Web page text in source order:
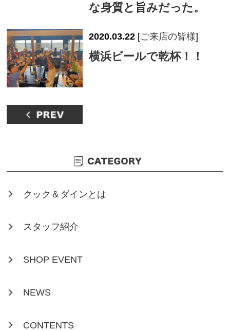
な身質と旨みだった。
2020.03.22 [ご来店の皆様]
横浜ビールで乾杯！！
クック＆ダインとは
スタッフ紹介
SHOP EVENT
NEWS
CONTENTS